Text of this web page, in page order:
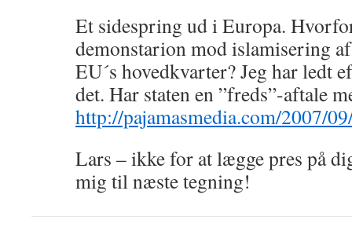
Et sidespring ud i Europa.
demonstarion mod islamisering
EU´s hovedkvarter? Jeg har ledt
det. Har staten en ”freds”-aftale
http://pajamasmedia.com/2007/
Lars – ikke for at lægge pres på
mig til næste tegning!